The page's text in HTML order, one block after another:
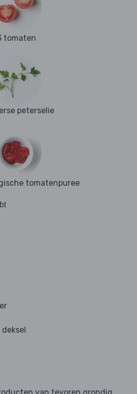
tomaten
peterselie
tomatenpuree